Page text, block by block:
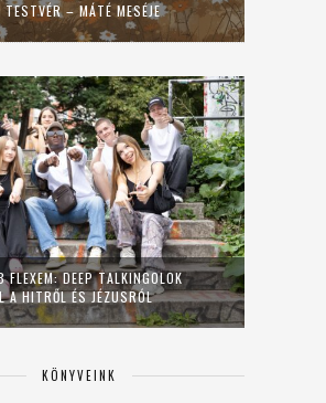
TESTVÉR – MÁTÉ MESÉJE
FLEXEM: DEEP TALKINGOLOK
A HITRŐL ÉS JÉZUSRÓL
KÖNYVEINK